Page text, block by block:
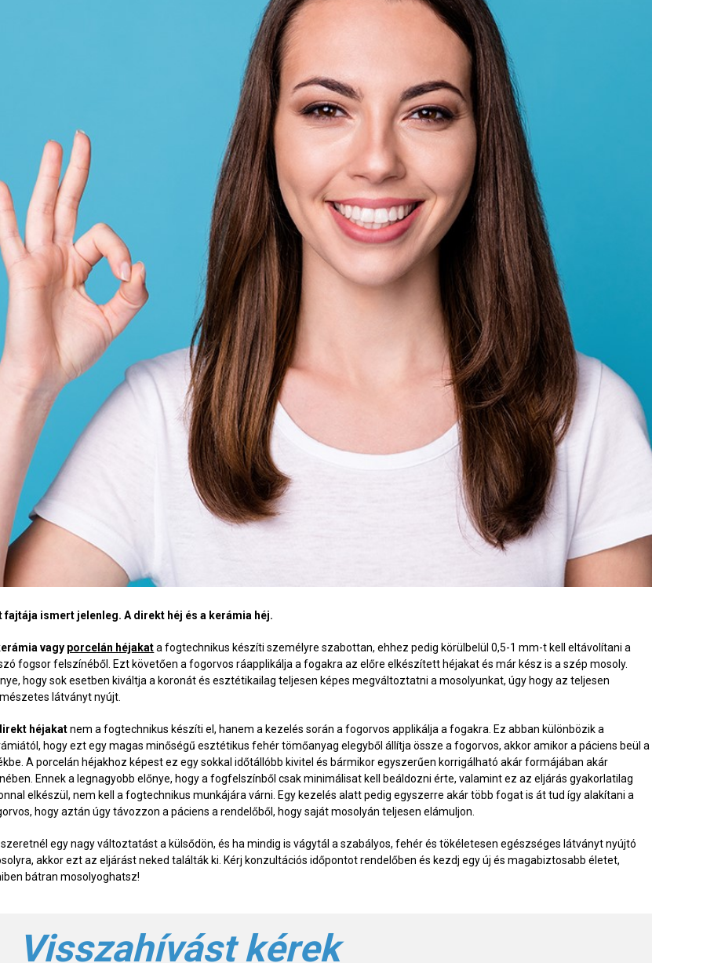
fajtája ismert jelenleg. A direkt héj és a kerámia héj.
vagy porcelán héjakata fogtechnikus készíti személyre szabottan, ehhez pedig körülbelül 0,5-1 mm-t kell eltávolítani a
fogsor felszínéből. Ezt követően a fogorvos ráapplikálja a fogakra az előre elkészített héjakat és már kész is a szép mosoly.
hogy sok esetben kiváltja a koronát és esztétikailag teljesen képes megváltoztatni a mosolyunkat, úgy hogy az teljesen
látványt nyújt.
héjakatnem a fogtechnikus készíti el, hanem a kezelés során a fogorvos applikálja a fogakra. Ez abban különbözik a
hogy ezt egy magas minőségű esztétikus fehér tömőanyag elegyből állítja össze a fogorvos, akkor amikor a páciens beül a
A porcelán héjakhoz képest ez egy sokkal időtállóbb kivitel és bármikor egyszerűen korrigálható akár formájában akár
Ennek a legnagyobb előnye, hogy a fogfelszínből csak minimálisat kell beáldozni érte, valamint ez az eljárás gyakorlatilag
elkészül, nem kell a fogtechnikus munkájára várni. Egy kezelés alatt pedig egyszerre akár több fogat is át tud így alakítani a
hogy aztán úgy távozzon a páciens a rendelőből, hogy saját mosolyán teljesen elámuljon.
szeretnél egy nagy változtatást a külsődön, és ha mindig is vágytál a szabályos, fehér és tökéletesen egészséges látványt nyújtó
akkor ezt az eljárást neked találták ki. Kérj konzultációs időpontot rendelőben és kezdj egy új és magabiztosabb életet,
bátran mosolyoghatsz!
Visszahívást kérek